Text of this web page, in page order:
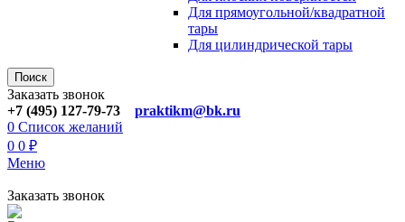
Для прямоугoльной/квадратной
тары
Для цилиндрической тaры
Поиск
Заказать звонок
+7 (495) 127-79-73
praktikm@bk.ru
0 Список желаний
0 0 ₽
Меню
Заказать звонок